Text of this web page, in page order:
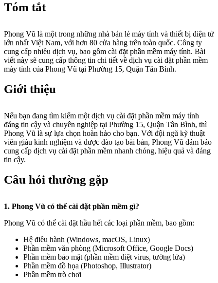
Tóm tắt
Phong Vũ là một trong những nhà bán lẻ máy tính và thiết bị điện tử
lớn nhất Việt Nam, với hơn 80 cửa hàng trên toàn quốc. Công ty
cung cấp nhiều dịch vụ, bao gồm cài đặt phần mềm máy tính. Bài
viết này sẽ cung cấp thông tin chi tiết về dịch vụ cài đặt phần mềm
máy tính của Phong Vũ tại Phường 15, Quận Tân Bình.
Giới thiệu
Nếu bạn đang tìm kiếm một dịch vụ cài đặt phần mềm máy tính
đáng tin cậy và chuyên nghiệp tại Phường 15, Quận Tân Bình, thì
Phong Vũ là sự lựa chọn hoàn hảo cho bạn. Với đội ngũ kỹ thuật
viên giàu kinh nghiệm và được đào tạo bài bản, Phong Vũ đảm bảo
cung cấp dịch vụ cài đặt phần mềm nhanh chóng, hiệu quả và đáng
tin cậy.
Câu hỏi thường gặp
1. Phong Vũ có thể cài đặt phần mềm gì?
Phong Vũ có thể cài đặt hầu hết các loại phần mềm, bao gồm:
Hệ điều hành (Windows, macOS, Linux)
Phần mềm văn phòng (Microsoft Office, Google Docs)
Phần mềm bảo mật (phần mềm diệt virus, tường lửa)
Phần mềm đồ họa (Photoshop, Illustrator)
Phần mềm trò chơi